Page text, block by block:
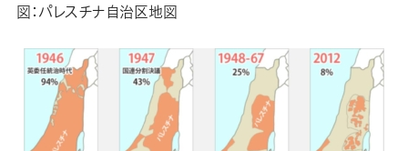
図：パレスチナ自治区地図